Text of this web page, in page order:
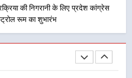
की निगरानी के लिए प्रदेश कांग्रेस
रूम का शुभारंभ
मिली मंजूरी, देहरादून-मसूरी के
विकास को मिलेगी रफ्तार